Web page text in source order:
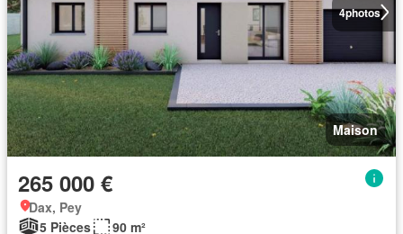
4photos
Maison
265 000 €
Dax, Pey
5 Pièces
90 m²